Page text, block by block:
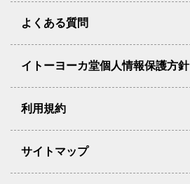
よくある質問
イトーヨーカ堂個人情報保護方針
利用規約
サイトマップ